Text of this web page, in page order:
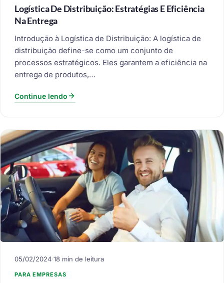
Logística De Distribuição: Estratégias E Eficiência
Na Entrega
Introdução à Logística de Distribuição: A logística de
distribuição define-se como um conjunto de
processos estratégicos. Eles garantem a eficiência na
entrega de produtos,…
Continue lendo
05/02/2024·18 min de leitura
PARA EMPRESAS